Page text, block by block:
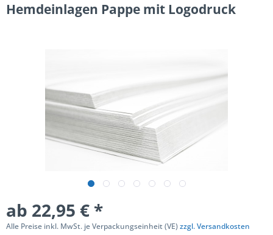
Hemdeinlagen Pappe mit Logodruck
ab 22,95 € *
Alle Preise inkl. MwSt. je Verpackungseinheit (VE)zzgl. Versandkosten